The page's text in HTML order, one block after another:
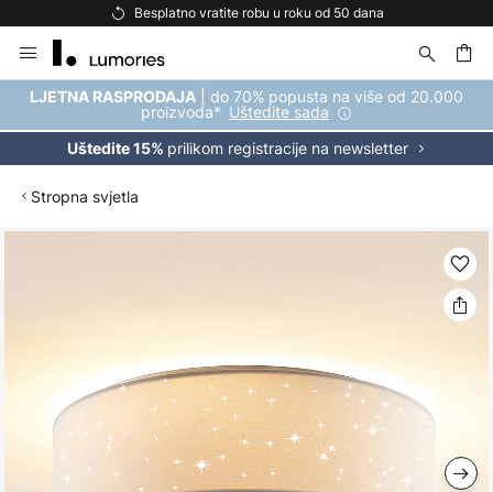
Besplatno vratite robu u roku od 50 dana
to
Content
LJETNA RASPRODAJA | do 70% popusta na više od 20.000
proizvoda* Uštedite sada
Uštedite 15% prilikom registracije na newsletter
Stropna svjetla
images
gallery